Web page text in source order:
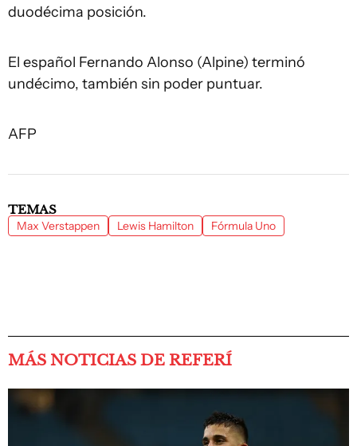
duodécima posición.
El español Fernando Alonso (Alpine) terminó
undécimo, también sin poder puntuar.
AFP
TEMAS
Max Verstappen Lewis Hamilton Fórmula Uno
MÁS NOTICIAS DE REFERÍ